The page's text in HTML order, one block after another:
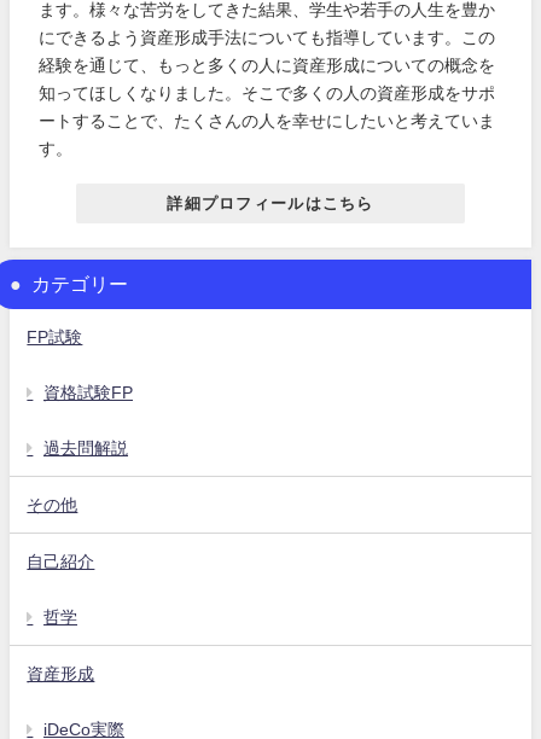
ます。様々な苦労をしてきた結果、学生や若手の人生を豊か
にできるよう資産形成手法についても指導しています。この
経験を通じて、もっと多くの人に資産形成についての概念を
知ってほしくなりました。そこで多くの人の資産形成をサポ
ートすることで、たくさんの人を幸せにしたいと考えていま
す。
詳細プロフィールはこちら
カテゴリー
FP試験
資格試験FP
過去問解説
その他
自己紹介
哲学
資産形成
iDeCo実際